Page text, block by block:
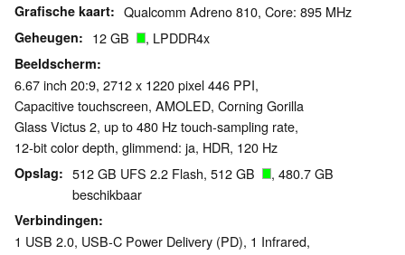
Grafische kaart Qualcomm Adreno 810, Core: 895 MHz
Geheugen 12 GB , LPDDR4x
Beeldscherm
6.67 inch 20:9, 2712 x 1220 pixel 446 PPI,
Capacitive touchscreen, AMOLED, Corning Gorilla
Glass Victus 2, up to 480 Hz touch-sampling rate,
12-bit color depth, glimmend: ja, HDR, 120 Hz
Opslag 512 GB UFS 2.2 Flash, 512 GB
, 480.7 GB
beschikbaar
Verbindingen
1 USB 2.0, USB-C Power Delivery (PD), 1 Infrared,